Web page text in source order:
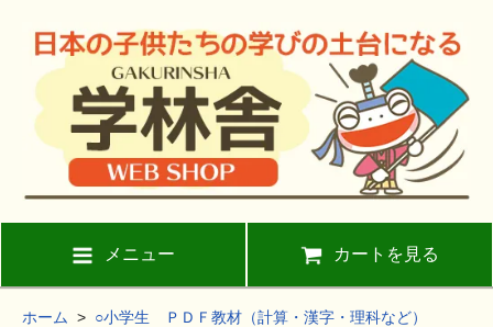
メニュー カートを見る
ホーム > ○小学生 ＰＤＦ教材（計算・漢字・理科など）